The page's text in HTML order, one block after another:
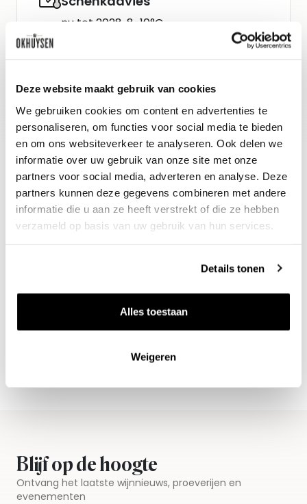
Deze website maakt gebruik van cookies
We gebruiken cookies om content en advertenties te
personaliseren, om functies voor social media te bieden
en om ons websiteverkeer te analyseren. Ook delen we
informatie over uw gebruik van onze site met onze
partners voor social media, adverteren en analyse. Deze
partners kunnen deze gegevens combineren met andere
informatie die u aan ze heeft verstrekt of die ze hebben
verzameld op basis van uw gebruik van hun services.
Details tonen
Alles toestaan
Weigeren
nu tot 2028, 8-10°C
Heerlijk bij gegrilde sardientjes, kreeft,
krab, sushi of kip.
Nieuws & inspiratie in Vineé Vineuse
Alle wijnen direct van de wijnboer
Vandaag voor 12.00 uur besteld, morgen in huis
Gratis thuisbezorgd vanaf €115,00
Blijf op de hoogte
Ontvang het laatste wijnnieuws, proeverijen en
evenementen